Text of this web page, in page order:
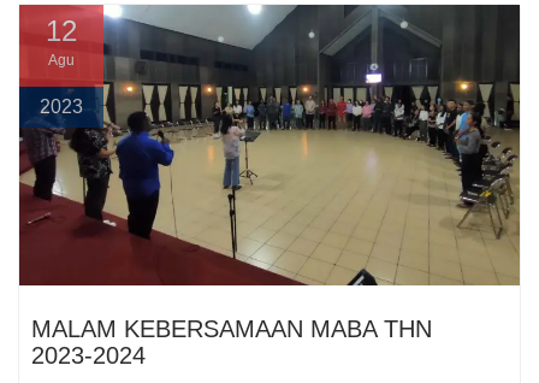
12
Agu
2023
MALAM KEBERSAMAAN MABA THN
2023-2024